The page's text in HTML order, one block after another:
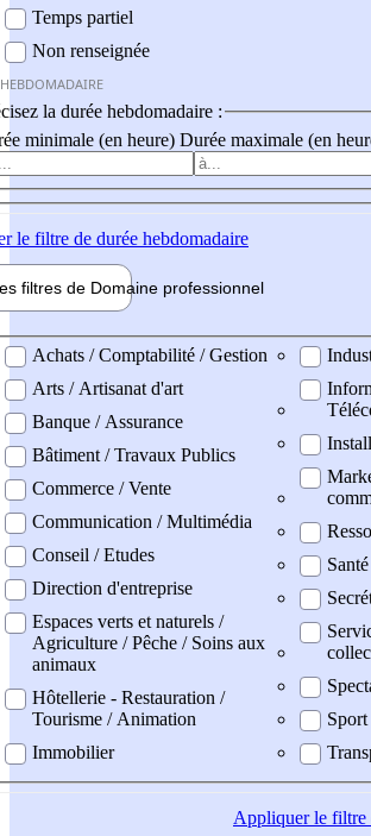
Temps partiel
Non renseignée
la durée hebdomadaire :
minimale (en heure) Durée maximale (en
le filtre de durée hebdomadaire
filtres de Domaine professionnel
professionel
Achats / Comptabilité / Gestion
Arts / Artisanat d'art
Banque / Assurance
Bâtiment / Travaux Publics
Commerce / Vente
Communication / Multimédia
Conseil / Etudes
Direction d'entreprise
Espaces verts et naturels /
Agriculture / Pêche / Soins aux
animaux
Hôtellerie - Restauration /
Tourisme / Animation
Immobilier
Santé
Sport
Appliquerle filtre